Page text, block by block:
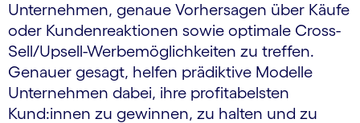
Unternehmen, genaue Vorhersagen über Käufe
oder Kundenreaktionen sowie optimale Cross-
Sell/Upsell-Werbemöglichkeiten zu treffen.
Genauer gesagt, helfen prädiktive Modelle
Unternehmen dabei, ihre profitabelsten
Kund:innen zu gewinnen, zu halten und zu